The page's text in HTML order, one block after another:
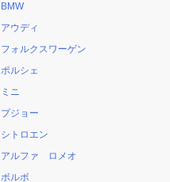
BMW
アウディ
フォルクスワーゲン
ポルシェ
ミニ
プジョー
シトロエン
アルファ ロメオ
ボルボ